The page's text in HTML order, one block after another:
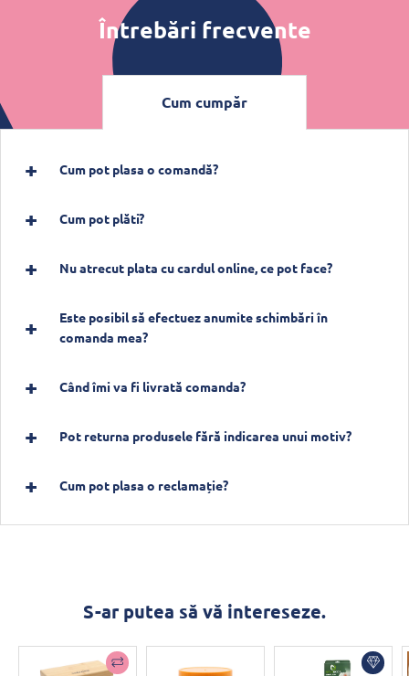
Întrebări frecvente
Cum cumpăr
Cum pot plasa o comandă?
Cum pot plăti?
Nu atrecut plata cu cardul online, ce pot face?
Este posibil să efectuez anumite schimbări în
comanda mea?
Când îmi va fi livrată comanda?
Pot returna produsele fără indicarea unui motiv?
Cum pot plasa o reclamație?
S-ar putea să vă intereseze.